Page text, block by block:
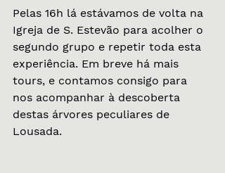
Pelas 16h lá estávamos de volta na
Igreja de S. Estevão para acolher o
segundo grupo e repetir toda esta
experiência. Em breve há mais
tours, e contamos consigo para
nos acompanhar à descoberta
destas árvores peculiares de
Lousada.